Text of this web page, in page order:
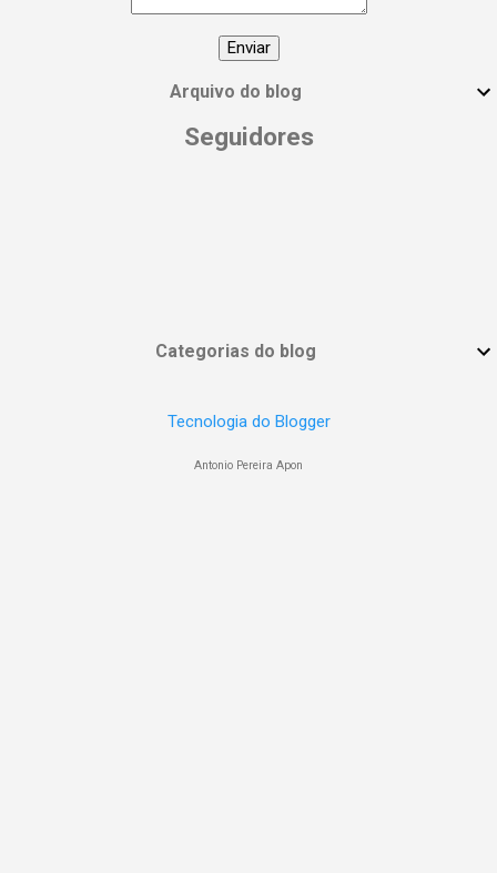
#DiaInternacionalDaMulher
#EmpoderamentoFeminino
#MulheresPoderosas #VocêÉUmaDeusa
Arquivo do blog
Seguidores
Categorias do blog
Tecnologia do Blogger
Antonio Pereira Apon